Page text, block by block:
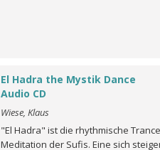
El Hadra the Mystik Dance
Audio CD
Wiese, Klaus
"El Hadra" ist die rhythmische
Meditation der Sufis. Eine sich